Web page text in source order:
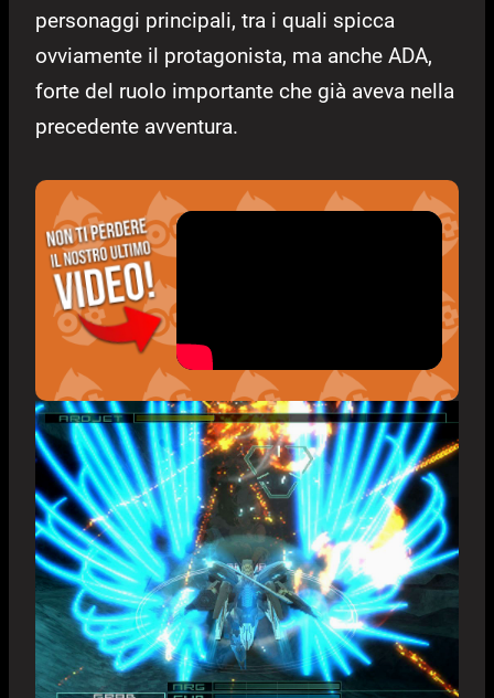
personaggi principali, tra i quali spicca
ovviamente il protagonista, ma anche ADA,
forte del ruolo importante che già aveva nella
precedente avventura.